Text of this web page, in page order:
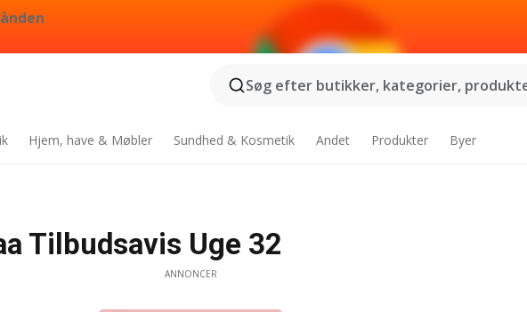
Søg efter butikker, kategorier,
Hjem, have & Møbler Sundhed & Kosmetik Andet Produkter Byer
Tilbudsavis Uge 32
ANNONCER